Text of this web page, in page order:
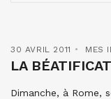
30 AVRIL 2011 MES
LA
Dimanche, à Rome,